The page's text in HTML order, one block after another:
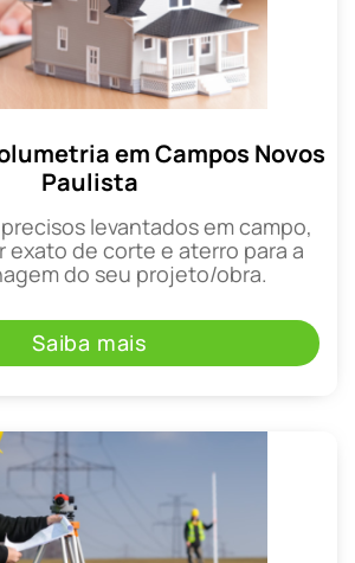
em Campos Novos
Paulista
levantados em campo,
exato de corte e aterro para a
do seu projeto/obra.
Saiba mais